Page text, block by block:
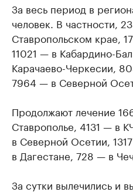
За весь период в
человек. В частности,
Ставропольском крае,
11021 — в Кабардино-
Карачаево-Черкесии,
7964 — в Северной
Продолжают лечение
Ставрополье, 4131 — в
в Северной Осетии,
в Дагестане, 728 — в
За сутки вылечились и